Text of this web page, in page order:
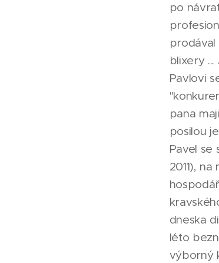
po
prodával
blixery
Pavlovi
pana
posilou
Pavel se
2011),
dneska
léto
výborný